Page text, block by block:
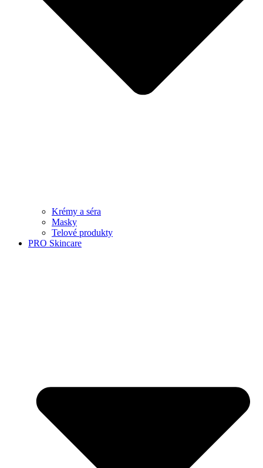
Krémy a séra
Masky
Telové produkty
PRO Skincare